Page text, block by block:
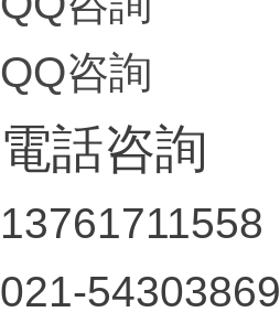
QQ咨詢
電話咨詢
13761711558
021-54303869